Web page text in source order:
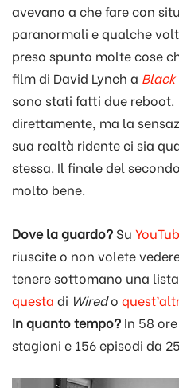
avevano a che fare con
paranormali e qualche
preso spunto molte cose
film di David Lynch a Black
sono stati fatti due reboot.
direttamente, ma la
sua realtà ridente ci sia
stessa. Il finale del
molto bene.
Dove la guardo? Su
riuscite o non volete
tenere sottomano una
questa di Wiredo
In quanto tempo? In 58
stagioni e 156 episodi da